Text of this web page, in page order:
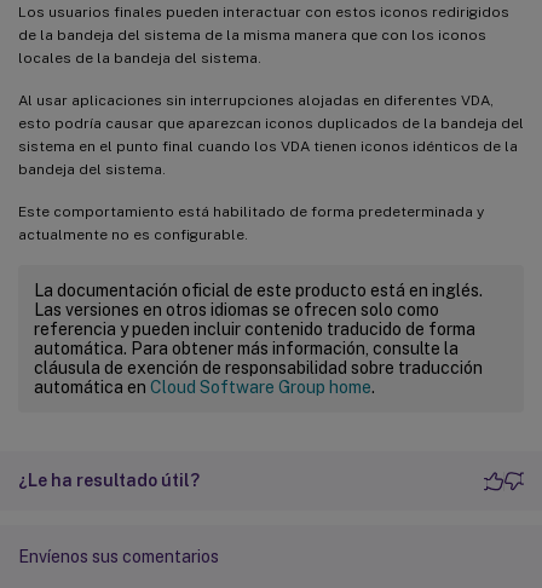
Los usuarios finales pueden interactuar con estos iconos redirigidos
de la bandeja del sistema de la misma manera que con los iconos
locales de la bandeja del sistema.
Al usar aplicaciones sin interrupciones alojadas en diferentes VDA,
esto podría causar que aparezcan iconos duplicados de la bandeja del
sistema en el punto final cuando los VDA tienen iconos idénticos de la
bandeja del sistema.
Este comportamiento está habilitado de forma predeterminada y
actualmente no es configurable.
La documentación oficial de este producto está en inglés.
Las versiones en otros idiomas se ofrecen solo como
referencia y pueden incluir contenido traducido de forma
automática. Para obtener más información, consulte la
cláusula de exención de responsabilidad sobre traducción
automática en Cloud Software Group home.
¿Le ha resultado útil?
Envíenos sus comentarios